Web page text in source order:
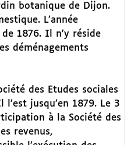
botanique de Dijon.
L’année
1876. Il n’y réside
déménagements
des Etudes sociales
l’est jusqu’en 1879. Le 3
à la Société des
revenus,